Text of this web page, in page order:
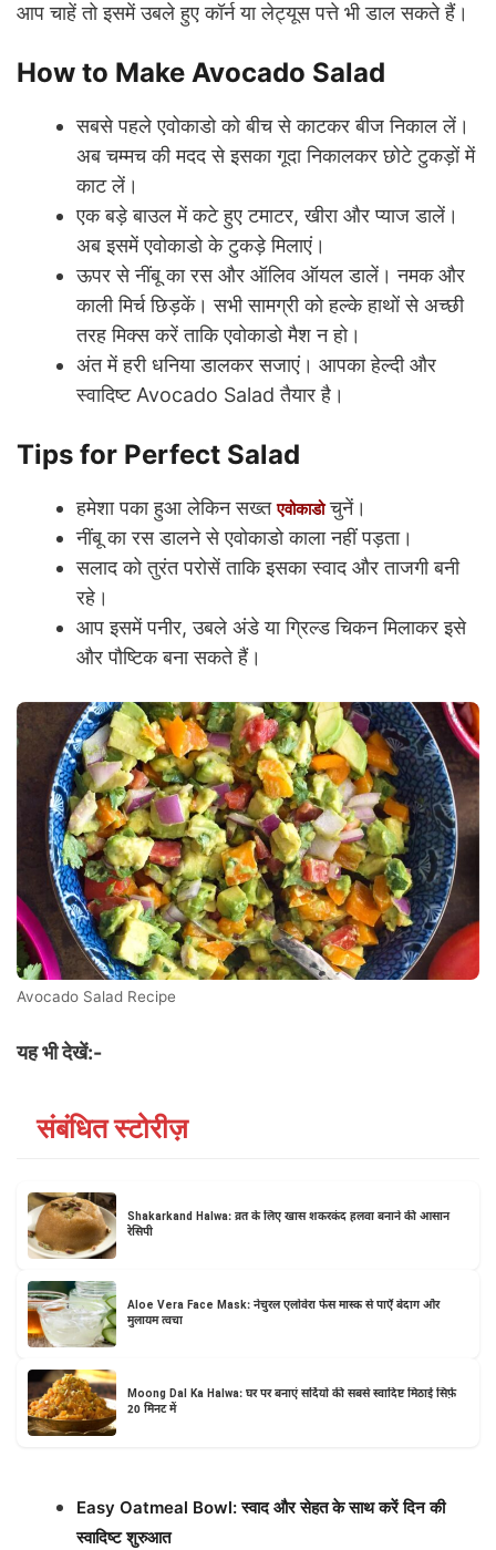
आप चाहें तो इसमें उबले हुए कॉर्न या लेट्यूस पत्ते भी डाल सकते हैं।
How to Make Avocado Salad
सबसे पहले एवोकाडो को बीच से काटकर बीज निकाल लें।
अब चम्मच की मदद से इसका गूदा निकालकर छोटे टुकड़ों में
काट लें।
एक बड़े बाउल में कटे हुए टमाटर, खीरा और प्याज डालें।
अब इसमें एवोकाडो के टुकड़े मिलाएं।
ऊपर से नींबू का रस और ऑलिव ऑयल डालें। नमक और
काली मिर्च छिड़कें। सभी सामग्री को हल्के हाथों से अच्छी
तरह मिक्स करें ताकि एवोकाडो मैश न हो।
अंत में हरी धनिया डालकर सजाएं। आपका हेल्दी और
स्वादिष्ट Avocado Salad तैयार है।
Tips for Perfect Salad
हमेशा पका हुआ लेकिन सख्तएवोकाडोचुनें।
नींबू का रस डालने से एवोकाडो काला नहीं पड़ता।
सलाद को तुरंत परोसें ताकि इसका स्वाद और ताजगी बनी
रहे।
आप इसमें पनीर, उबले अंडे या ग्रिल्ड चिकन मिलाकर इसे
और पौष्टिक बना सकते हैं।
Avocado Salad Recipe
यह भी देखें:-
संबंधित स्टोरीज़
Shakarkand Halwa: व्रत के लिए खास शकरकंद हलवा बनाने की आसान
रेसिपी
Aloe Vera Face Mask: नेचुरल एलोवेरा फेस मास्क से पाएँ बेदाग और
मुलायम त्वचा
Moong Dal Ka Halwa: घर पर बनाएं सर्दियों की सबसे स्वादिष्ट मिठाई सिर्फ़
20 मिनट में
Easy Oatmeal Bowl: स्वाद और सेहत के साथ करें दिन की
स्वादिष्ट शुरुआत